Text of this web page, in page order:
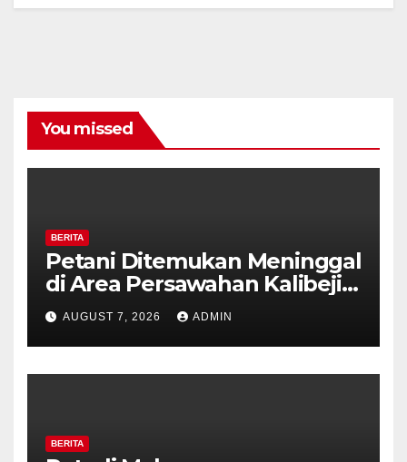
You missed
BERITA
Petani Ditemukan Meninggal
di Area Persawahan Kalibeji,
Polisi Pastikan Tidak Ada
Tanda Kekerasan
AUGUST 7, 2026 ADMIN
BERITA